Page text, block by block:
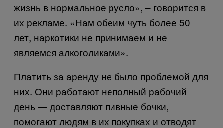
жизнь в нормальное русло», – говорится в
их рекламе. «Нам обеим чуть более 50
лет, наркотики не принимаем и не
являемся алкоголиками».
Платить за аренду не было проблемой для
них. Они работают неполный рабочий
день — доставляют пивные бочки,
помогают людям в их покупках и отводят